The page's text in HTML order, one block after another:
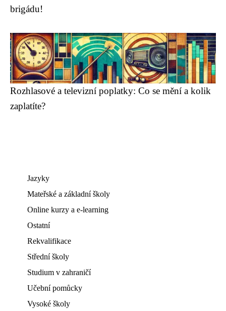
brigádu!
Rozhlasové a televizní poplatky: Co se mění a kolik
zaplatíte?
Jazyky
Mateřské a základní školy
Online kurzy a e-learning
Ostatní
Rekvalifikace
Střední školy
Studium v zahraničí
Učební pomůcky
Vysoké školy